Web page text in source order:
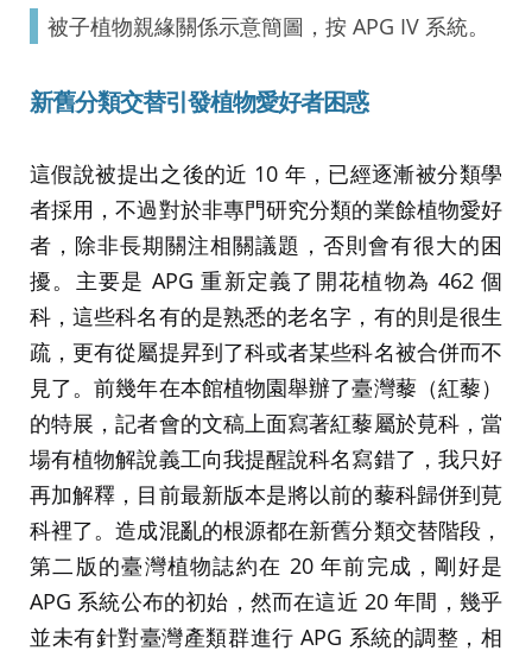
被子植物親緣關係示意簡圖，按 APG IV 系統。
新舊分類交替引發植物愛好者困惑
這假說被提出之後的近 10 年，已經逐漸被分類學
者採用，不過對於非專門研究分類的業餘植物愛好
者，除非長期關注相關議題，否則會有很大的困
擾。主要是 APG 重新定義了開花植物為 462 個
科，這些科名有的是熟悉的老名字，有的則是很生
疏，更有從屬提昇到了科或者某些科名被合併而不
見了。前幾年在本館植物園舉辦了臺灣藜（紅藜）
的特展，記者會的文稿上面寫著紅藜屬於莧科，當
場有植物解說義工向我提醒說科名寫錯了，我只好
再加解釋，目前最新版本是將以前的藜科歸併到莧
科裡了。造成混亂的根源都在新舊分類交替階段，
第二版的臺灣植物誌約在 20 年前完成，剛好是
APG 系統公布的初始，然而在這近 20 年間，幾乎
並未有針對臺灣產類群進行 APG 系統的調整，相